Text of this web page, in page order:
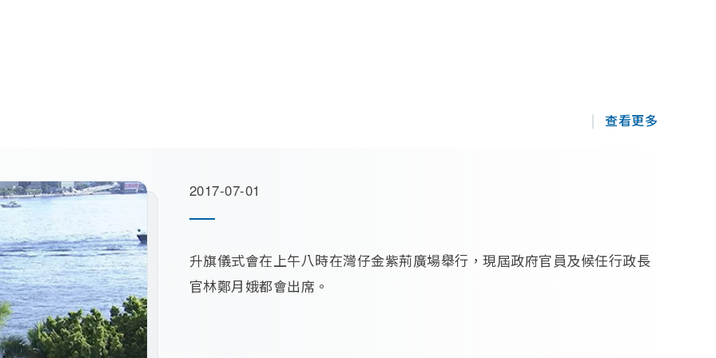
查看更多
2017-07-01
升旗儀式會在上午八時在灣仔金紫荊廣場舉行，現屆政府官員及候任行政長
官林鄭月娥都會出席。